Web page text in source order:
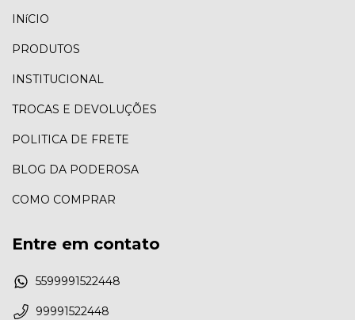
INíCIO
PRODUTOS
INSTITUCIONAL
TROCAS E DEVOLUÇÕES
POLITICA DE FRETE
BLOG DA PODEROSA
COMO COMPRAR
Entre em contato
5599991522448
99991522448